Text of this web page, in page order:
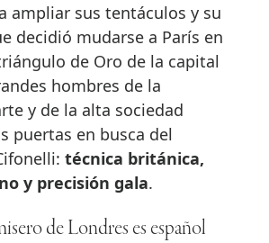
ampliar sus tentáculos y su
decidió mudarse a París en
de Oro de la capital
hombres de la
y de la alta sociedad
puertas en busca del
técnica británica,
y precisión gala.
de Londres es español